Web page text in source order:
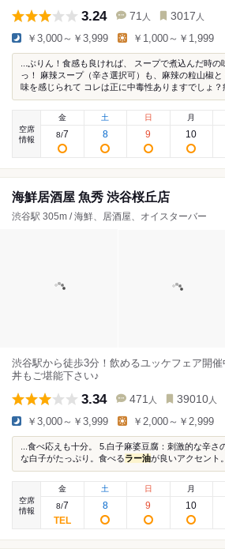
3.24 71 人 3017 人
￥3,000～￥3,999 ￥1,000～￥1,999
...ぶりん！食感も良ければ、 スープで煮込んだ時
っ！ 麻辣スープ（辛さ選択可）も、麻辣の粒山椒と
味を感じられて コレは正に中毒性ありますでしょ
空席
情報
金
8/7
土
8
日
9
月
10
海鮮居酒屋 魚秀 渋谷桜丘店
渋谷駅 305m / 海鮮、居酒屋、オイスターバー
渋谷駅から徒歩3分！飲めるユッケフェア開
丼もご堪能下さい♪
3.34 471 人 39010 人
￥3,000～￥3,999 ￥2,000～￥2,999
...食べ応えも十分。 5.白子麻婆豆腐：刺激的な辛さ
な白子がたっぷり。食べるラー油が良いアクセント
空席
情報
金
8/7
土
8
日
9
月
10